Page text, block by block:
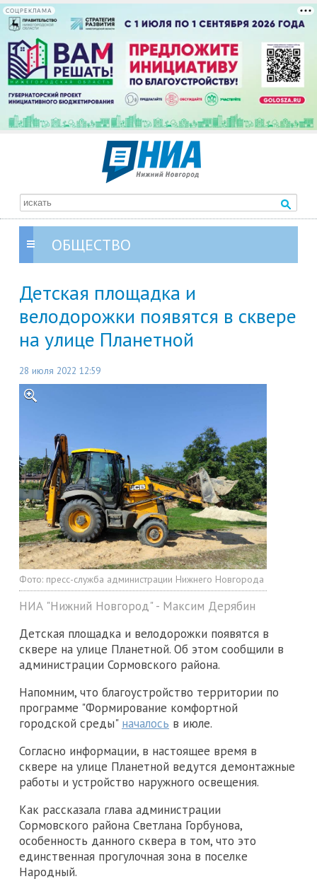
СОЦРЕКЛАМА
ОБЩЕСТВО
Детская площадка и
велодорожки появятся в сквере
на улице Планетной
28 июля 2022 12:59
Фото: пресс-служба администрации Нижнего Новгорода
НИА "Нижний Новгород" - Максим Дерябин
Детская площадка и велодорожки появятся в
сквере на улице Планетной. Об этом сообщили в
администрации Сормовского района.
Напомним, что благоустройство территории по
программе "Формирование комфортной
городской среды" началось в июле.
Согласно информации, в настоящее время в
сквере на улице Планетной ведутся демонтажные
работы и устройство наружного освещения.
Как рассказала глава администрации
Сормовского района Светлана Горбунова,
особенность данного сквера в том, что это
единственная прогулочная зона в поселке
Народный.